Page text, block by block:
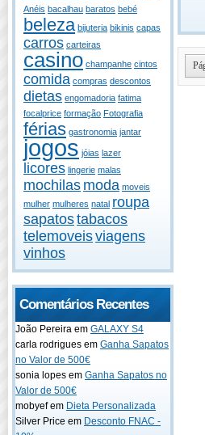
Anéis bacalhau baratos bebé
beleza bijuteria bikinis capas
carros carteiras
casino champanhe cintos
comida compras descontos
dietas engomadoria fatima
focalprice formação Fotografia
férias gastronomia jantar
jogos jóias lazer
licores lingerie malas
mochilas moda moveis
mulher mulheres natal roupa
sapatostabacos
telemoveisviagens
vinhos
Comentários Recentes
João Pereira em GALAXY S4
carla rodrigues em Ganha Sapatos
no Valor de 500€
sonia lopes em Ganha Sapatos no
Valor de 500€
mobyef em Dieta Personalizada
Silver Price em Desconto FNAC -